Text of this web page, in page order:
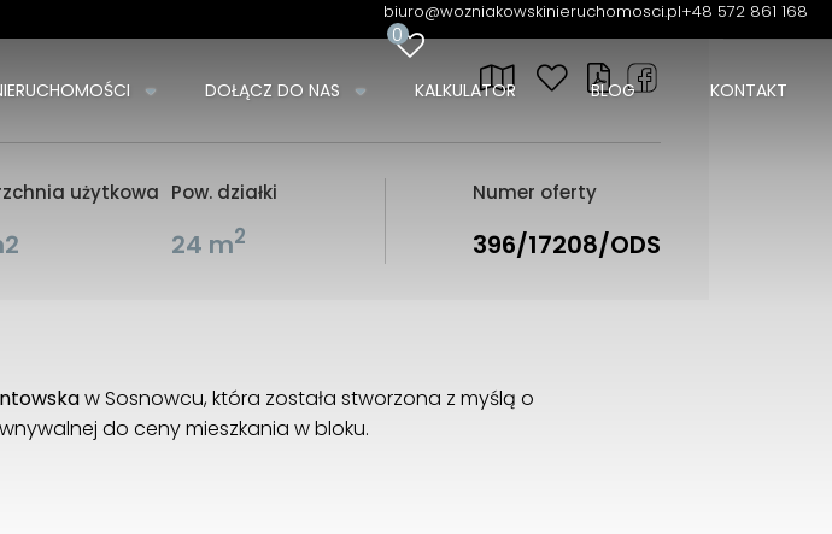
biuro@wozniakowskinieruchomosci.pl+48 572 861 168
0
DOŁĄCZ DO NAS KALKULATOR BLOG KONTAKT
użytkowa Pow. działki
24 m2
Numer oferty
396/17208/ODS
w Sosnowcu, która została stworzona z myślą o
do ceny mieszkania w bloku.